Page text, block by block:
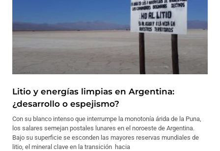
Litio y energías limpias en Argentina:
¿desarrollo o espejismo?
Con su blanco intenso que interrumpe la monotonía árida de la Puna,
los salares semejan postales lunares en el noroeste de Argentina.
Bajo su superficie se esconden las mayores reservas mundiales de
litio, el mineral clave en la transición hacia